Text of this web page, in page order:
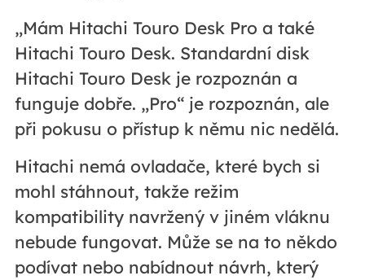
„Mám Hitachi Touro Desk Pro a také
Hitachi Touro Desk. Standardní disk
Hitachi Touro Desk je rozpoznán a
funguje dobře. „Pro“ je rozpoznán, ale
při pokusu o přístup k němu nic nedělá.
Hitachi nemá ovladače, které bych si
mohl stáhnout, takže režim
kompatibility navržený v jiném vláknu
nebude fungovat. Může se na to někdo
podívat nebo nabídnout návrh, který